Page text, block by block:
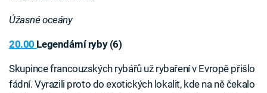
Úžasné oceány
20.00 Legendární ryby (6)
Skupince francouzských rybářů už rybaření v Evropě přišlo
fádní. Vyrazili proto do exotických lokalit, kde na ně čekalo